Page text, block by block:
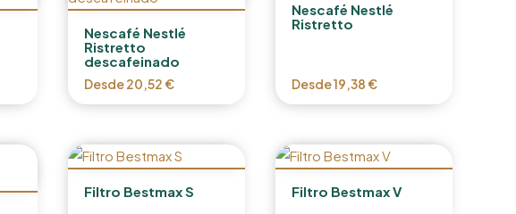
Nescafé Nestlé
Ristretto
descafeinado
Desde20,52€
Nescafé Nestlé
Ristretto
Desde19,38€
Filtro Bestmax S Filtro Bestmax V